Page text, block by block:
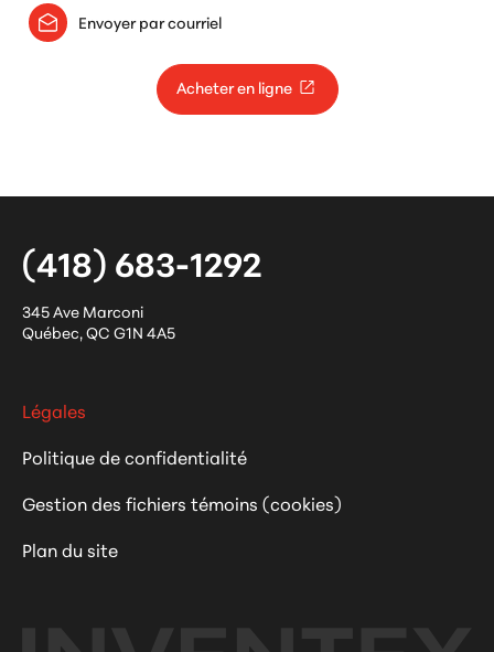
Envoyer par courriel
Acheter en ligne
(418) 683-1292
345 Ave Marconi
Québec,QC G1N 4A5
Légales
Politique de confidentialité
Gestion des fichiers témoins (cookies)
Plan du site